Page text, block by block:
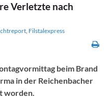
Verletzte nach
, Filstalexpress
beim Brand
in der Reichenbacher
worden.